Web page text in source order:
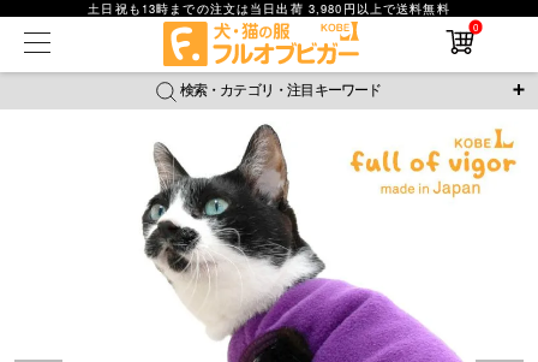
土日祝も13時までの注文は当日出荷 3,980円以上で送料無料
0
検索・カテゴリ・注目キーワード
＼注目ワード／
防蚊 腹巻 撥水レイン ラッシュガード
接触冷感 おそろコーデ
新作アイテム
返品・交換について ご利用ガイド
在庫なし商品
在庫なし商品を表示しない
商品番号
並び順
新着順
価格が安い順
価格が高い順
レビュー数順